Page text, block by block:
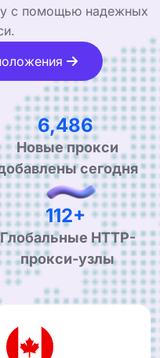
с помощью надежных
10,936
Новые прокси
сегодня
190+
Глобальные HTTP-
прокси-узлы